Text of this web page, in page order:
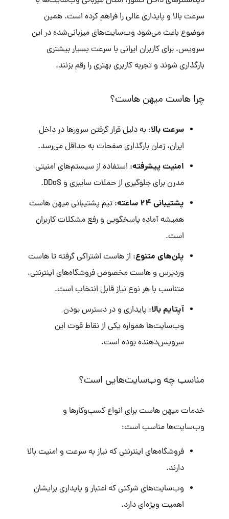
سرعت بالا و پایداری عالی را فراهم کرده است. همین
موضوع باعث می‌شود وب‌سایت‌های میزبانی‌شده در این
سرویس، برای کاربران ایرانی با سرعت بسیار بیشتری
بارگذاری شوند و تجربه کاربری بهتری را رقم بزنند.
چرا هاست میهن هاست؟
سرعت بالا: به دلیل قرار گرفتن سرورها در داخل
ایران، زمان بارگذاری صفحات به حداقل می‌رسد.
امنیت پیشرفته: استفاده از سیستم‌های امنیتی
مدرن برای جلوگیری از حملات سایبری و DDoS.
پشتیبانی ۲۴ ساعته
: تیم پشتیبانی میهن هاست
همیشه آماده پاسخگویی و رفع مشکلات کاربران
است.
پلن‌های متنوع: از هاست اشتراکی گرفته تا هاست
وردپرس و هاست مخصوص فروشگاه‌های اینترنتی،
متناسب با هر نوع نیاز قابل انتخاب است.
آپتایم بالا: پایداری و در دسترس بودن
وب‌سایت‌ها همواره یکی از نقاط قوت این
سرویس‌دهنده بوده است.
مناسب چه وب‌سایت‌هایی است؟
خدمات میهن هاست برای انواع کسب‌وکارها و
وب‌سایت‌ها مناسب است؛
فروشگاه‌های اینترنتی که نیاز به سرعت و امنیت بالا
دارند.
وب‌سایت‌های شرکتی که اعتبار و پایداری برایشان
اهمیت ویژه‌ای دارد.